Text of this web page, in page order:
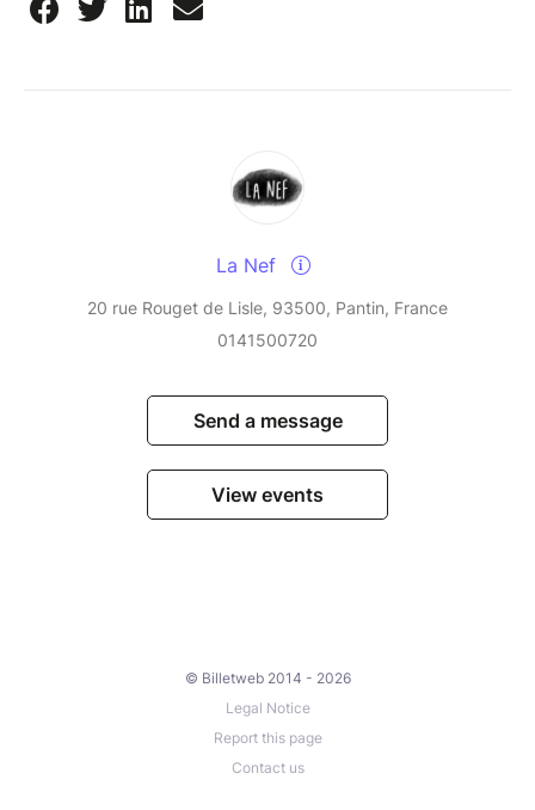
La Nef
20 rue Rouget de Lisle, 93500, Pantin, France
0141500720
Send a message
View events
© Billetweb 2014 - 2026
Legal Notice
Report this page
Contact us